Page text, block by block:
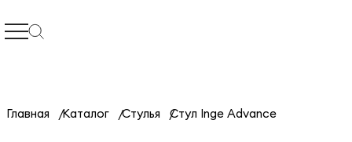
Главная Каталог Стулья Стул Inge Advance